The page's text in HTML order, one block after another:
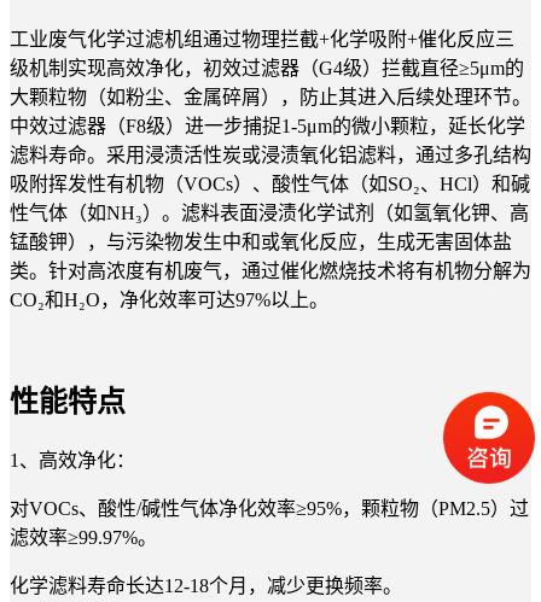
工业废气化学过滤机组通过物理拦截+化学吸附+催化反应三
级机制实现高效净化，初效过滤器（G4级）拦截直径≥5μm的
大颗粒物（如粉尘、金属碎屑），防止其进入后续处理环节。
中效过滤器（F8级）进一步捕捉1-5μm的微小颗粒，延长化学
滤料寿命。采用浸渍活性炭或浸渍氧化铝滤料，通过多孔结构
吸附挥发性有机物（VOCs）、酸性气体（如SO₂、HCl）和碱
性气体（如NH₃）。滤料表面浸渍化学试剂（如氢氧化钾、高
锰酸钾），与污染物发生中和或氧化反应，生成无害固体盐
类。针对高浓度有机废气，通过催化燃烧技术将有机物分解为
CO₂和H₂O，净化效率可达97%以上。
性能特点
1、 高效净化：
对VOCs、酸性/碱性气体净化效率≥95%，颗粒物（PM2.5）过
滤效率≥99.97%。
化学滤料寿命长达12-18个月，减少更换频率。